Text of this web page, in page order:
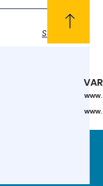
Successivo